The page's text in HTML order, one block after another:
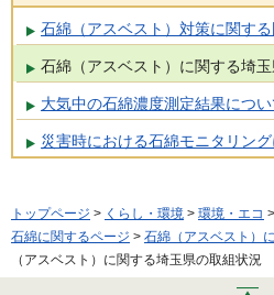
石綿（アスベスト）対策に関す
石綿（アスベスト）に関する埼
大気中の石綿濃度測定結果につい
災害時における石綿モニタリン
トップページ > くらし・環境 > 環境・エコ >
石綿に関するページ > 石綿（アスベスト）
（アスベスト）に関する埼玉県の取組状況